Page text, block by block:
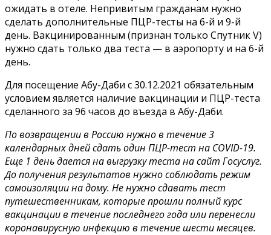
ожидать в отеле. Непривитым гражданам нужно
сделать дополнительные ПЦР-тесты на 6-й и 9-й
день. Вакцинированным (признан только Спутник V)
нужно сдать только два теста — в аэропорту и на 6-й
день.
Для посещение Абу-Даби с 30.12.2021 обязательным
условием является наличие вакцинации и ПЦР-теста
сделанного за 96 часов до въезда в Абу-Даби.
По возвращении в Россию нужно в течение 3
календарных дней сдать один ПЦР-тест на COVID-19.
Еще 1 день дается на выгрузку теста на сайт Госуслуг.
До получения результатов нужно соблюдать режим
самоизоляции на дому. Не нужно сдавать тест
путешественникам, которые прошли полный курс
вакцинации в течение последнего года или перенесли
коронавирусную инфекцию в течение шести месяцев.